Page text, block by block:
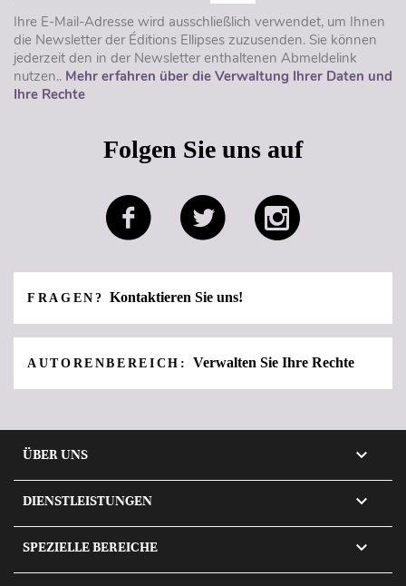
Ihre E-Mail-Adresse wird ausschließlich verwendet, um Ihnen
die Newsletter der Éditions Ellipses zuzusenden. Sie können
jederzeit den in der Newsletter enthaltenen Abmeldelink
nutzen.. Mehr erfahren über die Verwaltung Ihrer Daten und
Ihre Rechte
Folgen Sie uns auf
FRAGEN?Kontaktieren Sie uns!
AUTORENBEREICH:Verwalten Sie Ihre Rechte
ÜBER UNS 
DIENSTLEISTUNGEN 
SPEZIELLE BEREICHE 